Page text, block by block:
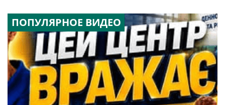
ПОПУЛЯРНОЕ ВИДЕО